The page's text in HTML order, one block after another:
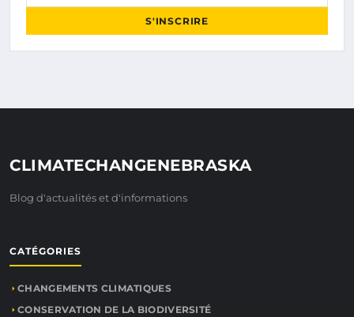
S'INSCRIRE
CLIMATECHANGENEBRASKA
Blog d'actualités et d'informations
CATÉGORIES
CHANGEMENTS CLIMATIQUES
CONSERVATION DE LA BIODIVERSITÉ